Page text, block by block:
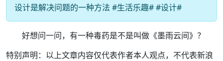
设计是解决问题的一种方法 #生活乐趣# #设计#
好想问一问，有一种毒药是不是叫做《墨雨云间》？
特别声明：以上文章内容仅代表作者本人观点，不代表新浪